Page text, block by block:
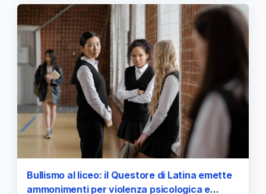
Bullismo al liceo: il Questore di Latina emette
ammonimenti per violenza psicologica e